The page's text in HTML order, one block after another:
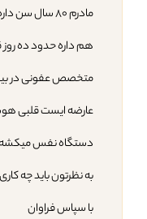
مادرم ۸۰ سال
هم داره حدود ده روز
متخصص عفونی در
عارضه ایست قلبی
دستگاه نفس‌
به نظرتون باید چه
با سپاس فراوان